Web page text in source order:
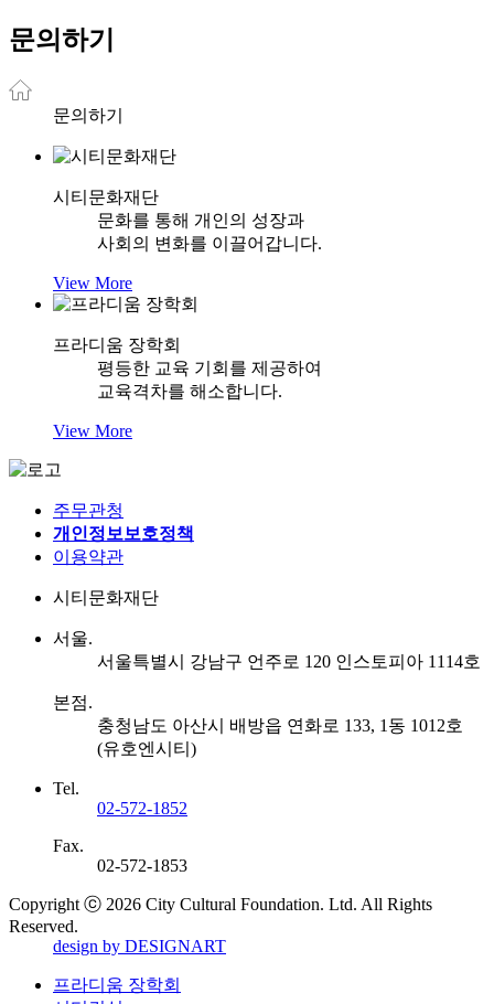
문의하기
문의하기
시티문화재단
문화를 통해 개인의 성장과
사회의 변화를 이끌어갑니다.
View More
프라디움 장학회
평등한 교육 기회를 제공하여
교육격차를 해소합니다.
View More
주무관청
개인정보보호정책
이용약관
시티문화재단
서울.
서울특별시 강남구 언주로 120 인스토피아 1114호
본점.
충청남도 아산시 배방읍 연화로 133, 1동 1012호
(유호엔시티)
Tel.
02-572-1852
Fax.
02-572-1853
Copyright ⓒ 2026 City Cultural Foundation. Ltd. All Rights
Reserved.
design by DESIGNART
프라디움 장학회